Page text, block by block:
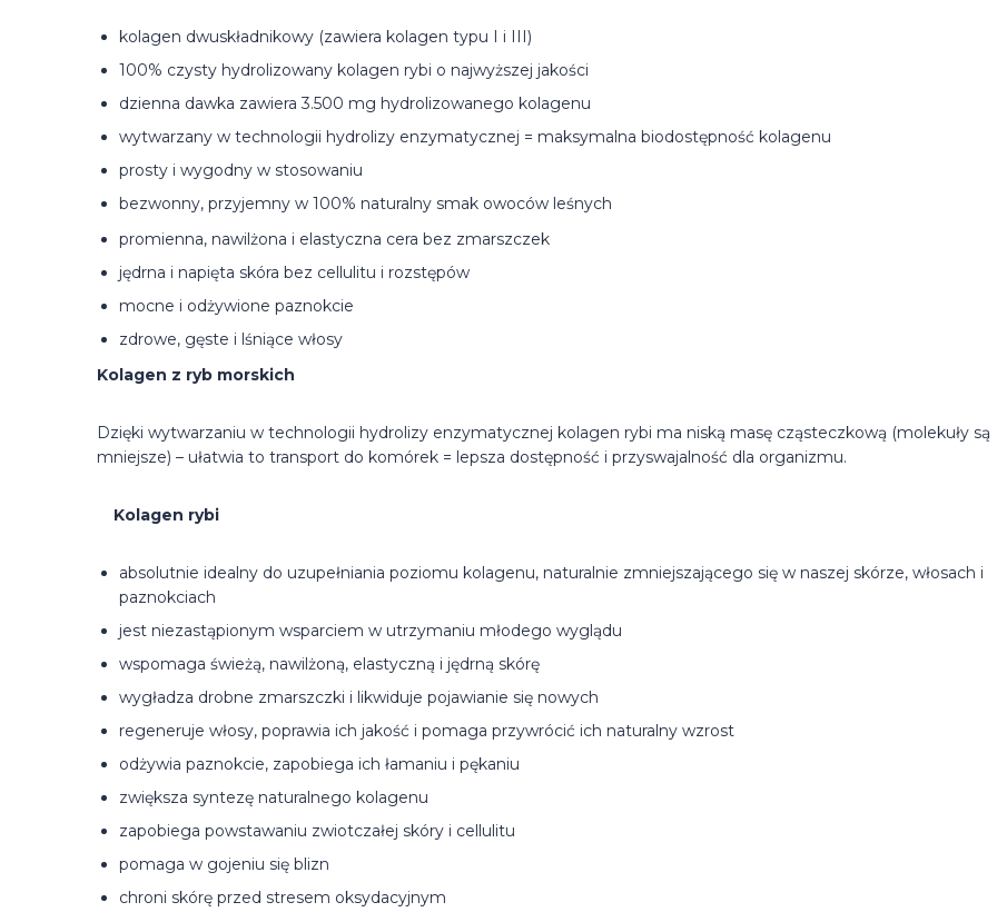
kolagen dwuskładnikowy (zawiera kolagen typu I i III)
100% czysty hydrolizowany kolagen rybi o najwyższej jakości
dzienna dawka zawiera 3.500 mg hydrolizowanego kolagenu
wytwarzany w technologii hydrolizy enzymatycznej = maksymalna biodostępność kolagenu
prosty i wygodny w stosowaniu
bezwonny, przyjemny w 100% naturalny smak owoców leśnych
promienna, nawilżona i elastyczna cera bez zmarszczek
jędrna i napięta skóra bez cellulitu i rozstępów
mocne i odżywione paznokcie
zdrowe, gęste i lśniące włosy
Kolagen z ryb morskich
Dzięki wytwarzaniu w technologii hydrolizy enzymatycznej kolagen rybi ma niską masę cząsteczkową (molekuły są
mniejsze) – ułatwia to transport do komórek = lepsza dostępność i przyswajalność dla organizmu.
Kolagen rybi
absolutnie idealny do uzupełniania poziomu kolagenu, naturalnie zmniejszającego się w naszej skórze, włosach i
paznokciach
jest niezastąpionym wsparciem w utrzymaniu młodego wyglądu
wspomaga świeżą, nawilżoną, elastyczną i jędrną skórę
wygładza drobne zmarszczki i likwiduje pojawianie się nowych
regeneruje włosy, poprawia ich jakość i pomaga przywrócić ich naturalny wzrost
odżywia paznokcie, zapobiega ich łamaniu i pękaniu
zwiększa syntezę naturalnego kolagenu
zapobiega powstawaniu zwiotczałej skóry i cellulitu
pomaga w gojeniu się blizn
chroni skórę przed stresem oksydacyjnym